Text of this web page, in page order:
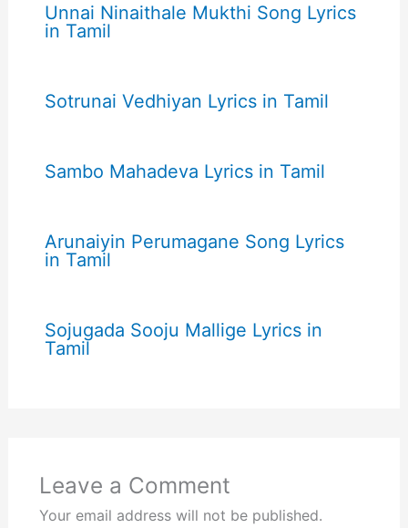
Unnai Ninaithale Mukthi Song Lyrics
in Tamil
Sotrunai Vedhiyan Lyrics in Tamil
Sambo Mahadeva Lyrics in Tamil
Arunaiyin Perumagane Song Lyrics
in Tamil
Sojugada Sooju Mallige Lyrics in
Tamil
Leave a Comment
Your email address will not be published.